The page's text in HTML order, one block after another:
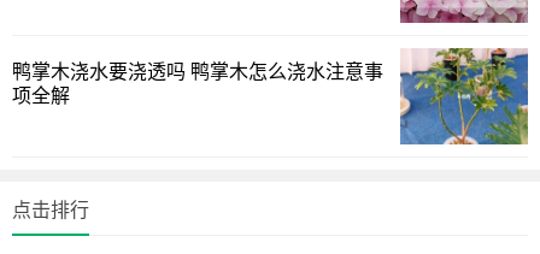
灰霉病是由于很多个因素造成的，其主要的因素是由于花
土过于潮湿，空气不通透，产生了霉菌，霉菌对植物的叶子
来，严重的影响生长和开花。
鸭掌木浇水要浇透吗 鸭掌木怎么浇水注意事
项全解
点击排行